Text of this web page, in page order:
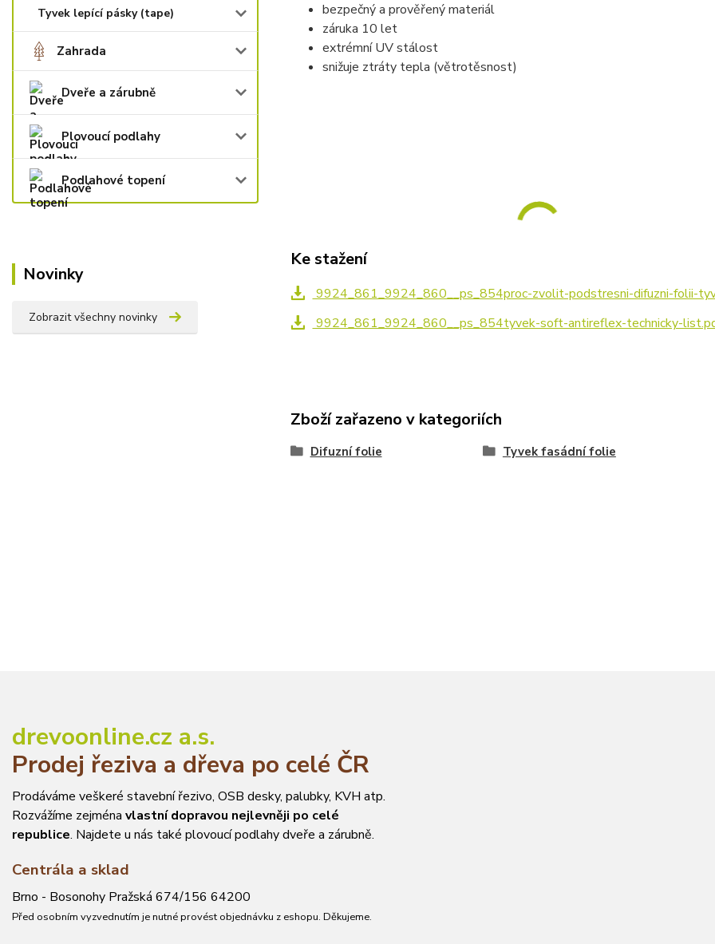
Tyvek lepící pásky (tape)
Zahrada
Dveře a zárubně
Plovoucí podlahy
Podlahové topení
Novinky
Zobrazit všechny novinky
bezpečný a prověřený materiál
záruka 10 let
extrémní UV stálost
snižuje ztráty tepla (větrotěsnost)
Ke stažení
9924_861_9924_860__ps_854proc-zvolit-podstresni-difuzni-folii-
9924_861_9924_860__ps_854tyvek-soft-antireflex-technicky-
Zboží zařazeno v kategoriích
Difuzní folie Tyvek fasádní folie
drevoonline.cz a.s.
Prodej řeziva a dřeva po celé ČR
Prodáváme veškeré stavební řezivo, OSB desky, palubky, KVH atp.
Rozvážíme zejména vlastní dopravou nejlevněji po celé
republice. Najdete u nás také plovoucí podlahy dveře a zárubně.
Centrála a sklad
Brno - Bosonohy Pražská 674/156 64200
Před osobním vyzvednutím je nutné provést objednávku z eshopu. Děkujeme.